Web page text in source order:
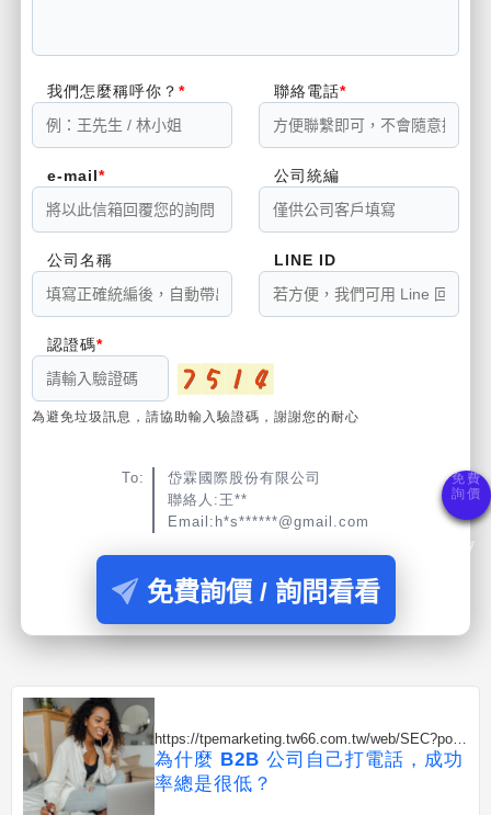
我們怎麼稱呼你？ 聯絡電話
e-mail 公司統編
公司名稱 LINE ID
認證碼
為避免垃圾訊息，請協助輸入驗證碼，謝謝您的耐心
To:
岱霖國際股份有限公司
聯絡人:王**
Email:h*s******@gmail.com
免費詢價 / 詢問看看
https://tpemarketing.tw66.com.tw/web/SEC?post
Id=1353866
為什麼 B2B 公司自己打電話，成功
率總是很低？